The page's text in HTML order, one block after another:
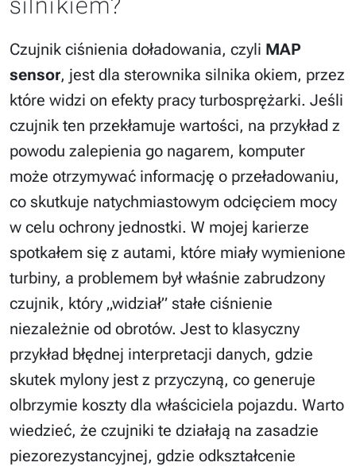
Czujnik ciśnienia doładowania, czyli MAP
sensor, jest dla sterownika silnika okiem, przez
które widzi on efekty pracy turbosprężarki. Jeśli
czujnik ten przekłamuje wartości, na przykład z
powodu zalepienia go nagarem, komputer
może otrzymywać informację o przeładowaniu,
co skutkuje natychmiastowym odcięciem mocy
w celu ochrony jednostki. W mojej karierze
spotkałem się z autami, które miały wymienione
turbiny, a problemem był właśnie zabrudzony
czujnik, który „widział” stałe ciśnienie
niezależnie od obrotów. Jest to klasyczny
przykład błędnej interpretacji danych, gdzie
skutek mylony jest z przyczyną, co generuje
olbrzymie koszty dla właściciela pojazdu. Warto
wiedzieć, że czujniki te działają na zasadzie
piezorezystancyjnej, gdzie odkształcenie